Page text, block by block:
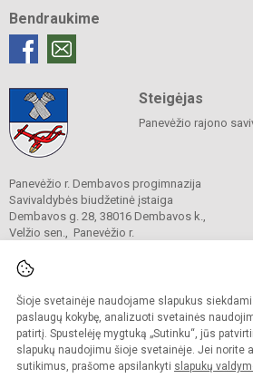
Šioje svetainėje naudojame slapukus
paslaugų kokybę, analizuoti svetainės
patirtį. Spustelėję mygtuką „Sutinku“, jūs
slapukų naudojimu šioje svetainėje. Jei norite
sutikimus, prašome apsilankyti slapukų
Bendraukime
Steigėjas
Panevėžio rajono
Panevėžio r. Dembavos progimnazija
Savivaldybės biudžetinė įstaiga
Dembavos g. 28, 38016 Dembavos k.,
Velžio sen., Panevėžio r.
El. p.
Duomenys kaupiami ir saugomi
Juridinių asmenų registre
Įmonės kodas 190399728